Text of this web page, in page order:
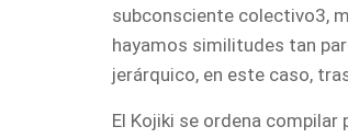
subconsciente colectivo3,
hayamos similitudes tan
jerárquico, en este caso,
El Kojiki se ordena